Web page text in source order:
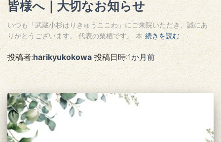
皆様へ｜大切なお知らせ
いつも「武蔵小杉はりきゅうここわ」にご来院いただき、誠にあ
りがとうございます。 代表の栗栖です。 本 続きを読む
投稿者:harikyukokowa投稿日時:1か月前